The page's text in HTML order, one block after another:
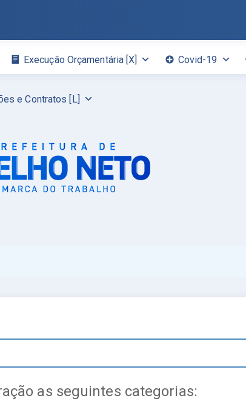
Execução Orçamentária [X] Covid-19
e Contratos [L]
as seguintes categorias: